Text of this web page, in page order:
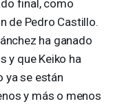
final, como
de Pedro Castillo.
ha ganado
y que Keiko ha
ya se están
y más o menos